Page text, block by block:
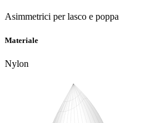
Asimmetrici per lasco e poppa
Materiale
Nylon